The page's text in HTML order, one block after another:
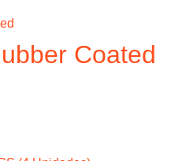
Coated